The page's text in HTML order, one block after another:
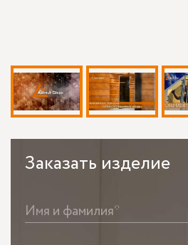
Заказать изделие
Имя и фамилия*